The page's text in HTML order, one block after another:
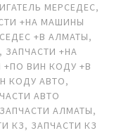
МЕРСЕДЕС,
+НА МАШИНЫ
+В АЛМАТЫ,
, ЗАПЧАСТИ +НА
+ПО ВИН КОДУ +В
КОДУ АВТО,
АВТО
ЗАПЧАСТИ АЛМАТЫ,
КЗ, ЗАПЧАСТИ КЗ